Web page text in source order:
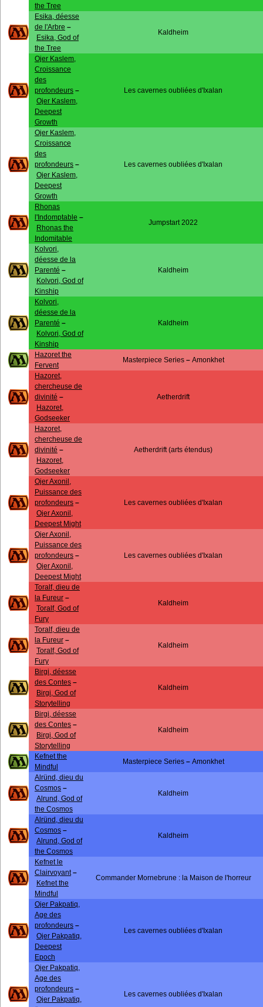
the Tree
Esika, déesse
de l'Arbre –
Esika, God of
the Tree
Kaldheim
Ojer Kaslem,
Croissance
des
profondeurs –
Ojer Kaslem,
Deepest
Growth
Les cavernes oubliées d'Ixalan
Ojer Kaslem,
Croissance
des
profondeurs –
Ojer Kaslem,
Deepest
Growth
Les cavernes oubliées d'Ixalan
Rhonas
l'Indomptable –
Rhonas the
Indomitable
Jumpstart 2022
Kolvori,
déesse de la
Parenté –
Kolvori, God of
Kinship
Kaldheim
Kolvori,
déesse de la
Parenté –
Kolvori, God of
Kinship
Kaldheim
Hazoret the
Fervent
Masterpiece Series– Amonkhet
Hazoret,
chercheuse de
divinité –
Hazoret,
Godseeker
Aetherdrift
Hazoret,
chercheuse de
divinité –
Hazoret,
Godseeker
Aetherdrift (arts étendus)
Ojer Axonil,
Puissance des
profondeurs –
Ojer Axonil,
Deepest Might
Les cavernes oubliées d'Ixalan
Ojer Axonil,
Puissance des
profondeurs –
Ojer Axonil,
Deepest Might
Les cavernes oubliées d'Ixalan
Toralf, dieu de
la Fureur –
Toralf, God of
Fury
Kaldheim
Toralf, dieu de
la Fureur –
Toralf, God of
Fury
Kaldheim
Birgi, déesse
des Contes –
Birgi, God of
Storytelling
Kaldheim
Birgi, déesse
des Contes –
Birgi, God of
Storytelling
Kaldheim
Kefnet the
Mindful
Masterpiece Series– Amonkhet
Alründ, dieu du
Cosmos –
Alrund, God of
the Cosmos
Kaldheim
Alründ, dieu du
Cosmos –
Alrund, God of
the Cosmos
Kaldheim
Kefnet le
Clairvoyant–
Kefnet the
Mindful
Commander Mornebrune : la Maison de l'horreur
Ojer Pakpatiq,
Age des
profondeurs –
Ojer Pakpatiq,
Deepest
Epoch
Les cavernes oubliées d'Ixalan
Ojer Pakpatiq,
Age des
profondeurs –
Ojer Pakpatiq,
Les cavernes oubliées d'Ixalan